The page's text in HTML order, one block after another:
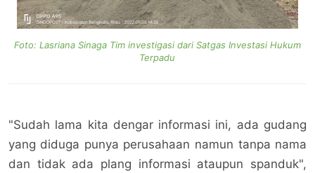
Foto: Lasriana Sinaga Tim investigasi dari Satgas Investasi Hukum
Terpadu
"Sudah lama kita dengar informasi ini, ada gudang
yang diduga punya perusahaan namun tanpa nama
dan tidak ada plang informasi ataupun spanduk",